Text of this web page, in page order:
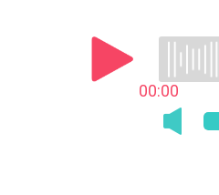
00:00